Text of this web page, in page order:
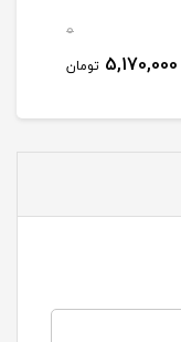
0
5,170,000 تومان